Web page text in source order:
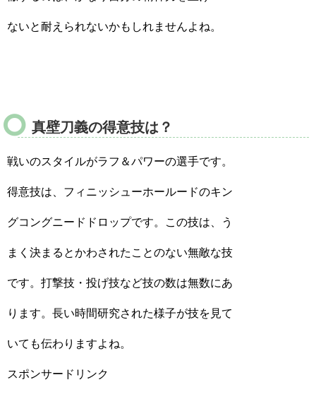
ないと耐えられないかもしれませんよね。
真壁刀義の得意技は？
戦いのスタイルがラフ＆パワーの選手です。
得意技は、フィニッシューホールードのキン
グコングニードドロップです。この技は、う
まく決まるとかわされたことのない無敵な技
です。打撃技・投げ技など技の数は無数にあ
ります。長い時間研究された様子が技を見て
いても伝わりますよね。
スポンサードリンク